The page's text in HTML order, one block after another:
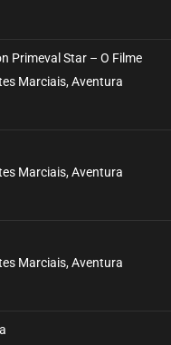
Primeval Star – O Filme
Marciais, Aventura
Marciais, Aventura
Marciais, Aventura